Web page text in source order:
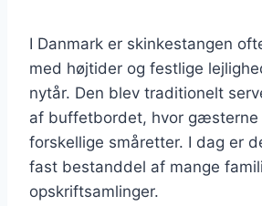
I Danmark er skinkestangen
med højtider og festlige
nytår. Den blev traditionelt
af buffetbordet, hvor gæsterne
forskellige småretter. I dag er
fast bestanddel af mange
opskriftsamlinger.